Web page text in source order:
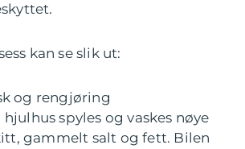
kan se slik ut:
og rengjøring
spyles og vaskes nøye
gammelt salt og fett. Bilen